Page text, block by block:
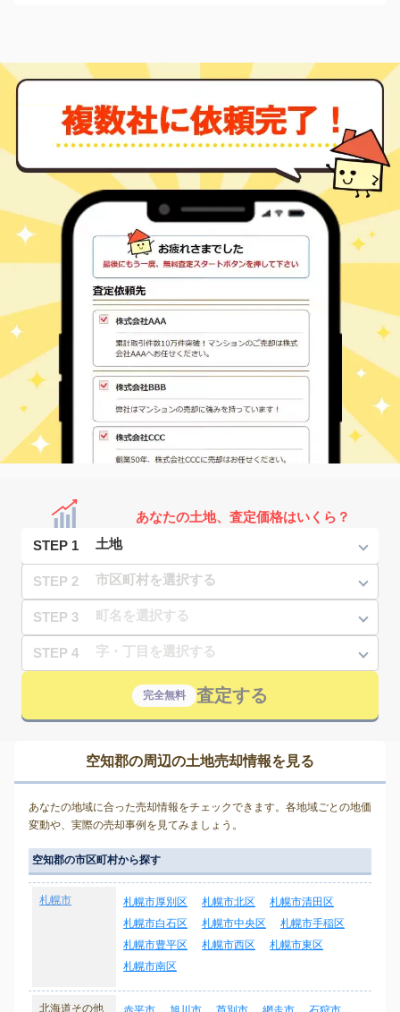
あなたの土地、査定価格はいくら？
STEP 1
STEP 2
STEP 3
STEP 4
完全無料 査定する
空知郡の周辺の土地売却情報を見る
あなたの地域に合った売却情報をチェックできます。各地域ごとの地価
変動や、実際の売却事例を見てみましょう。
空知郡の市区町村から探す
札幌市 札幌市厚別区 札幌市北区
札幌市清田区
札幌市白石区
札幌市中央区
札幌市手稲区
札幌市豊平区
札幌市西区
札幌市東区
札幌市南区
北海道その他